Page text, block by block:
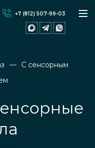
+7 (812) 507-99-03
С сенсорным